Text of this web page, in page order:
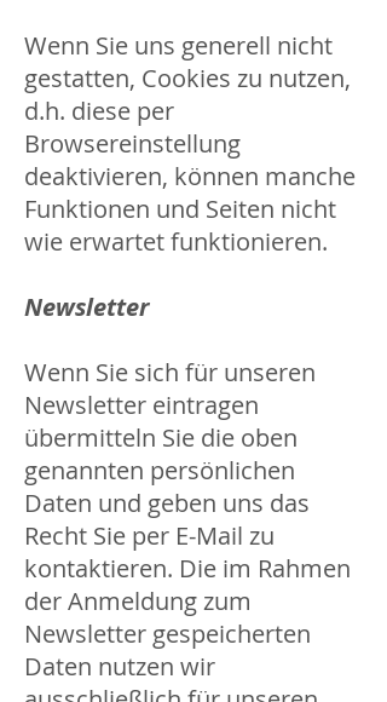
Wenn Sie uns generell nicht
gestatten, Cookies zu nutzen,
d.h. diese per
Browsereinstellung
deaktivieren, können manche
Funktionen und Seiten nicht
wie erwartet funktionieren.
Newsletter
Wenn Sie sich für unseren
Newsletter eintragen
übermitteln Sie die oben
genannten persönlichen
Daten und geben uns das
Recht Sie per E-Mail zu
kontaktieren. Die im Rahmen
der Anmeldung zum
Newsletter gespeicherten
Daten nutzen wir